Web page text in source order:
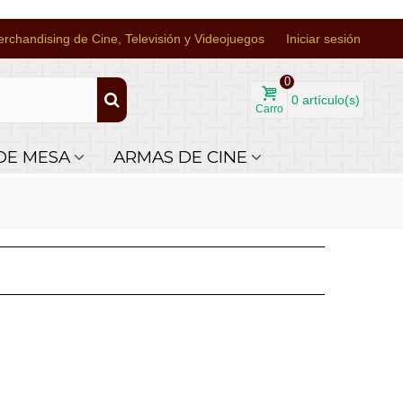
de Cine, Televisión y Videojuegos Iniciar sesión
Carro
0
0 artículo(s)
MESA ARMAS DE CINE